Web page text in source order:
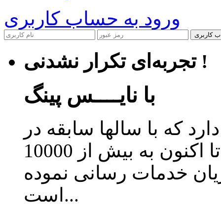
ورود به حساب کاربری
کاربری
تجربه‌ای تکرار نشدنی !
با نایــــس پینگ
که با سالها سابقه در
زمینه ارائه سرویس کاهش پینگ تا اکنون به بیش از 10000
خدمات رسانی نموده
است...